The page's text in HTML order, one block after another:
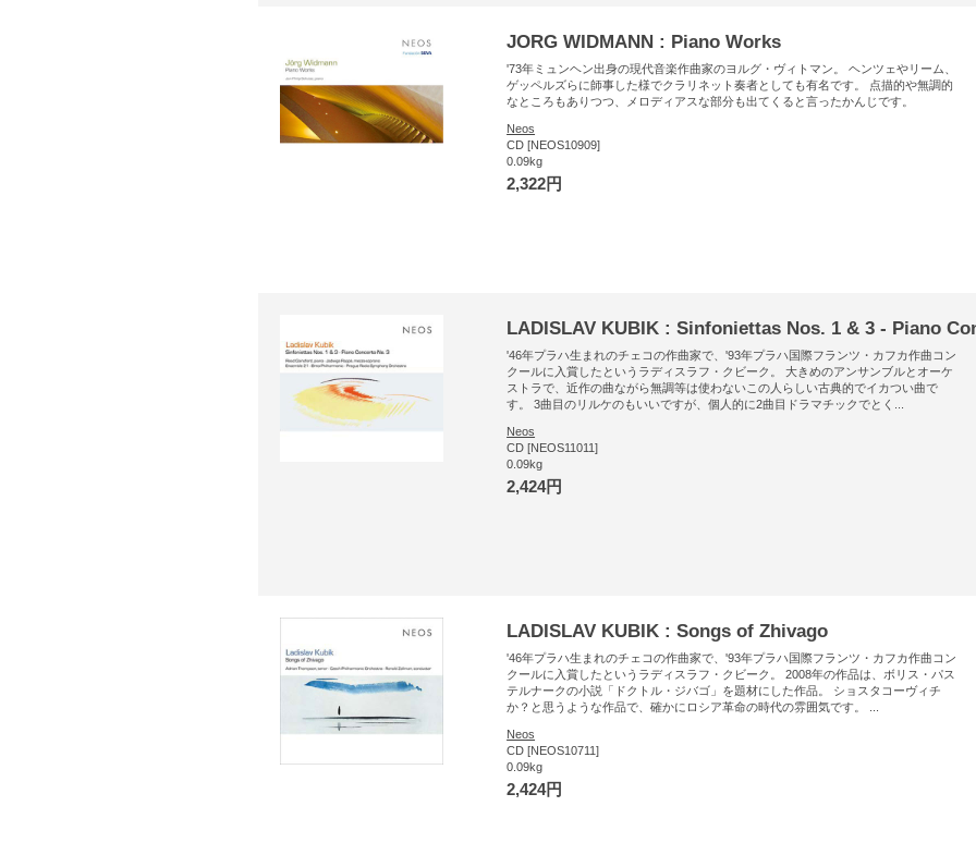
JORG WIDMANN : Piano Works
'73年ミュンヘン出身の現代音楽作曲家のヨルグ・ヴィトマン。 ヘンツェやリーム、
ゲッペルズらに師事した様でクラリネット奏者としても有名です。 点描的や無調的
なところもありつつ、メロディアスな部分も出てくると言ったかんじです。
Neos
CD [NEOS10909]
0.09kg
2,322円
LADISLAV KUBIK : Sinfoniettas Nos. 1 & 3 - Piano
'46年プラハ生まれのチェコの作曲家で、'93年プラハ国際フランツ・カフカ作曲コン
クールに入賞したというラディスラフ・クビーク。 大きめのアンサンブルとオーケ
ストラで、近作の曲ながら無調等は使わないこの人らしい古典的でイカつい曲で
す。 3曲目のリルケのもいいですが、個人的に2曲目ドラマチックでとく...
Neos
CD [NEOS11011]
0.09kg
2,424円
LADISLAV KUBIK : Songs of Zhivago
'46年プラハ生まれのチェコの作曲家で、'93年プラハ国際フランツ・カフカ作曲コン
クールに入賞したというラディスラフ・クビーク。 2008年の作品は、ボリス・パス
テルナークの小説「ドクトル・ジバゴ」を題材にした作品。 ショスタコーヴィチ
か？と思うような作品で、確かにロシア革命の時代の雰囲気です。 ...
Neos
CD [NEOS10711]
0.09kg
2,424円